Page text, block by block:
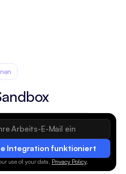
Integration funktioniert
use of your data. Privacy Policy.